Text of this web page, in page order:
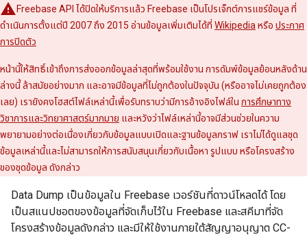
Freebase API ได้ปิดให้บริการแล้ว Freebase เป็นโปรเจ็กต์การแชร์ข้อมูล ที่
ดำเนินการตั้งแต่ปี 2007 ถึง 2015 อ่านข้อมูลเพิ่มเติมได้ที่ Wikipedia หรือ ประกาศ
การปิดตัว
หน้านี้ให้สิทธิ์เข้าถึงการส่งออกข้อมูลล่าสุดที่พร้อมใช้งาน การดัมพ์ข้อมูลย้อนหลังด้าน
ล่างนี้ ล้าสมัยอย่างมาก และอาจมีข้อมูลที่ไม่ถูกต้องในปัจจุบัน (หรืออาจไม่เคยถูกต้อง
เลย) เรายังคงโฮสต์ไฟล์เหล่านี้เพื่อรับทราบว่ามีการอ้างอิงไฟล์ใน การศึกษาทาง
วิชาการและวิทยาศาสตร์มากมาย และหวังว่าไฟล์เหล่านี้อาจมีส่วนช่วยในความ
พยายามอย่างต่อเนื่องเกี่ยวกับข้อมูลแบบเปิดและฐานข้อมูลกราฟ เราไม่ได้ดูแลชุด
ข้อมูลเหล่านี้และไม่สามารถให้การสนับสนุนเกี่ยวกับเนื้อหา รูปแบบ หรือโครงสร้าง
ของชุดข้อมูล ดังกล่าว
Data Dump เป็นข้อมูลใน Freebase เวอร์ชันที่ดาวน์โหลดได้ โดย
เป็นสแนปชอตของข้อมูลที่จัดเก็บไว้ใน Freebase และสคีมาที่จัด
โครงสร้างข้อมูลดังกล่าว และมีให้ใช้งานภายใต้สัญญาอนุญาต CC-